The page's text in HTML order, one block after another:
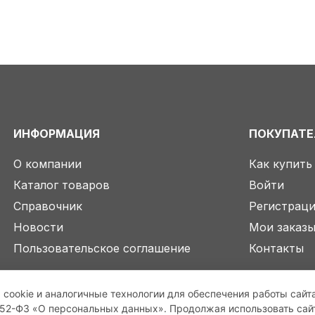
и аналогичные технологии для обеспечения работы
ФЗ «О персональных данных». Продолжая использовать
ИНФОРМАЦИЯ
О компании
Каталог товаров
Справочник
Новости
Пользовательское соглашение
Как купить
Войти
Мои
Контакты